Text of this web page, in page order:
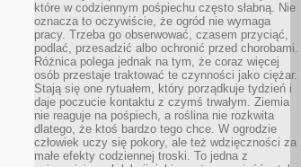
które w codziennym pośpiechu często słabną. Nie
oznacza to oczywiście, że ogród nie wymaga
pracy. Trzeba go obserwować, czasem przyciąć,
podlać, przesadzić albo ochronić przed chorobami.
Różnica polega jednak na tym, że coraz więcej
osób przestaje traktować te czynności jako ciężar.
Stają się one rytuałem, który porządkuje tydzień i
daje poczucie kontaktu z czymś trwałym. Ziemia
nie reaguje na pośpiech, a roślina nie rozkwita
dlatego, że ktoś bardzo tego chce. W ogrodzie
człowiek uczy się pokory, ale też wdzięczności za
małe efekty codziennej troski. To jedna z